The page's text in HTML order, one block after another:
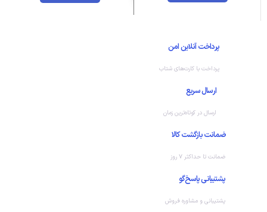
پرداخت آنلاین امن
پرداخت با کارت‌های شتاب
ارسال سریع
ارسال در کوتاه‌ترین زمان
ضمانت بازگشت کالا
ضمانت تا حداکثر ۷ روز
پشتیبانی پاسخ‌گو
پشتیبانی و مشاوره فروش